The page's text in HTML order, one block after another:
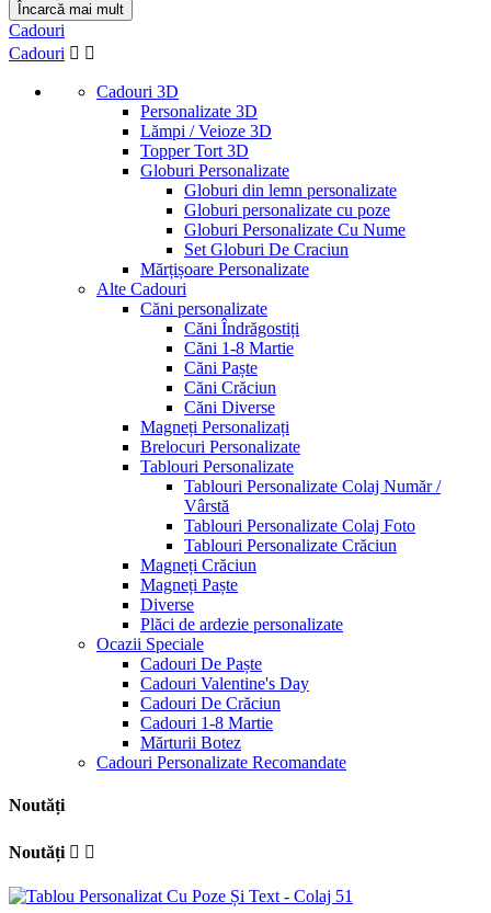
Ștergeți filtrele
Categorii
Globuri din lemn personalizate
Globuri Personalizate Cu Nume
Globuri personalizate cu poze
Set Globuri De Craciun
Lei
Vizualizați produsele a45
Încarcă mai mult
Cadouri
Cadouri  
Cadouri 3D
Personalizate 3D
Lămpi / Veioze 3D
Topper Tort 3D
Globuri Personalizate
Globuri din lemn personalizate
Globuri personalizate cu poze
Globuri Personalizate Cu Nume
Set Globuri De Craciun
Mărțișoare Personalizate
Alte Cadouri
Căni personalizate
Căni Îndrăgostiți
Căni 1-8 Martie
Căni Paște
Căni Crăciun
Căni Diverse
Magneți Personalizați
Brelocuri Personalizate
Tablouri Personalizate
Tablouri Personalizate Colaj Număr /
Vârstă
Tablouri Personalizate Colaj Foto
Tablouri Personalizate Crăciun
Magneți Crăciun
Magneți Paște
Diverse
Plăci de ardezie personalizate
Ocazii Speciale
Cadouri De Paște
Cadouri Valentine's Day
Cadouri De Crăciun
Cadouri 1-8 Martie
Mărturii Botez
Cadouri Personalizate Recomandate
Noutăți
Noutăți  